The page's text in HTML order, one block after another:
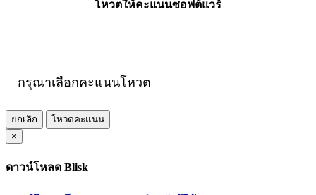
โหวตให้คะแนนซอฟต์แวร์
กรุณาเลือกคะแนนโหวต
ยกเลิก
โหวตคะแนน
×
ดาวน์โหลด Blisk